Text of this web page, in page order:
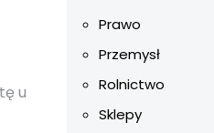
u
Prawo
Przemysł
Rolnictwo
Sklepy